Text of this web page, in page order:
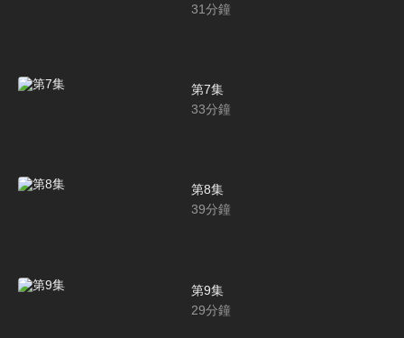
31分鐘
第7集
33分鐘
第8集
39分鐘
第9集
29分鐘